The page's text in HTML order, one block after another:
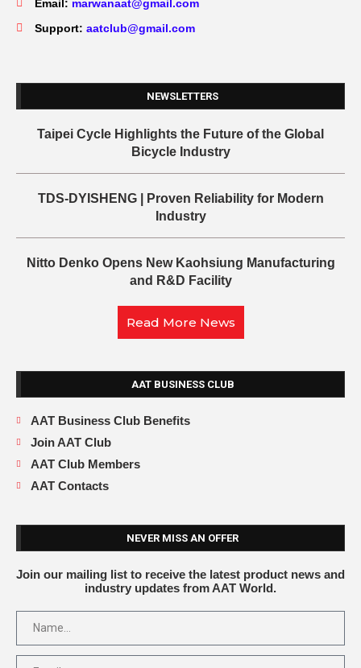
Email: marwanaat@gmail.com
Support: aatclub@gmail.com
NEWSLETTERS
Taipei Cycle Highlights the Future of the Global
Bicycle Industry
TDS-DYISHENG | Proven Reliability for Modern
Industry
Nitto Denko Opens New Kaohsiung Manufacturing
and R&D Facility
Read More News
AAT BUSINESS CLUB
AAT Business Club Benefits
Join AAT Club
AAT Club Members
AAT Contacts
NEVER MISS AN OFFER
Join our mailing list to receive the latest product news and
industry updates from AAT World.